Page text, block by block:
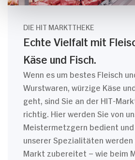
DIE HIT MARKTTHEKE
Echte Vielfalt mit
Käse und Fisch.
Wenn es um bestes Fleisch
Wurstwaren, würzige Käse
geht, sind Sie an der HIT-
richtig. Hier werden Sie von
Meistermetzgern bedient
unserer Spezialitäten werden
Markt zubereitet – wie beim